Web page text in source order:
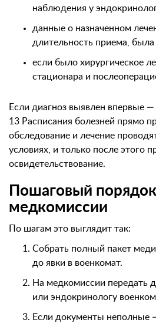
наблюдения у
данные о назначенном
длительность приема,
если было хирургическое
стационара и
Если диагноз выявлен впервые
13 Расписания болезней прямо
обследование и лечение
условиях, и только после этого
освидетельствование.
Пошаговый
медкомиссии
По шагам это выглядит так:
Собрать полный пакет
до явки в военкомат.
На медкомиссии передать
или эндокринологу
Если документы неполные